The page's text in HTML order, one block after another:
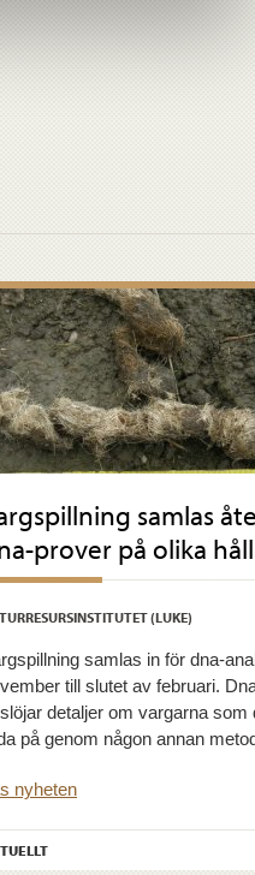
samlas
prover på olika
(LUKE)
samlas in för dna-
till slutet av februari.
detaljer om vargarna som
på genom någon annan
nyheten